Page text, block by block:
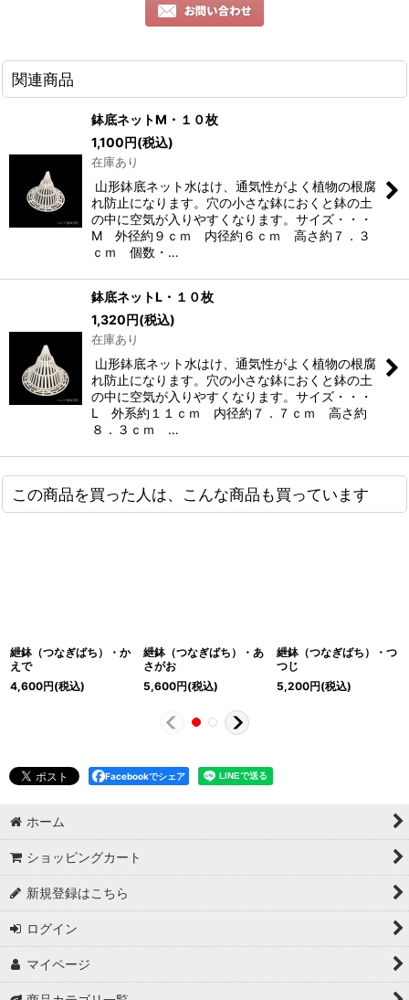
関連商品
鉢底ネットM・１０枚
1,100円(税込)
在庫あり
山形鉢底ネット水はけ、通気性がよく植物の根腐
れ防止になります。穴の小さな鉢におくと鉢の土
の中に空気が入りやすくなります。サイズ・・・
M 外径約９ｃｍ 内径約６ｃｍ 高さ約７．３
ｃｍ 個数・…
鉢底ネットL・１０枚
1,320円(税込)
在庫あり
山形鉢底ネット水はけ、通気性がよく植物の根腐
れ防止になります。穴の小さな鉢におくと鉢の土
の中に空気が入りやすくなります。サイズ・・・
L 外系約１１ｃｍ 内径約７．７ｃｍ 高さ約
８．３ｃｍ …
この商品を買った人は、こんな商品も買っています
紲鉢（つなぎばち）・か
えで
4,600円(税込)
紲鉢（つなぎばち）・あ
さがお
5,600円(税込)
紲鉢（つなぎばち）・つ
つじ
5,200円(税込)
Facebookでシェア
ホーム
ショッピングカート
新規登録はこちら
ログイン
マイページ